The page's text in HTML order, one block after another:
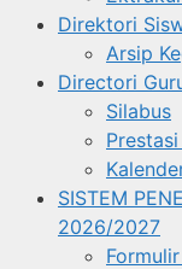
Direktori
Arsip
Directori
Silabus
SISTEM
2026/2027